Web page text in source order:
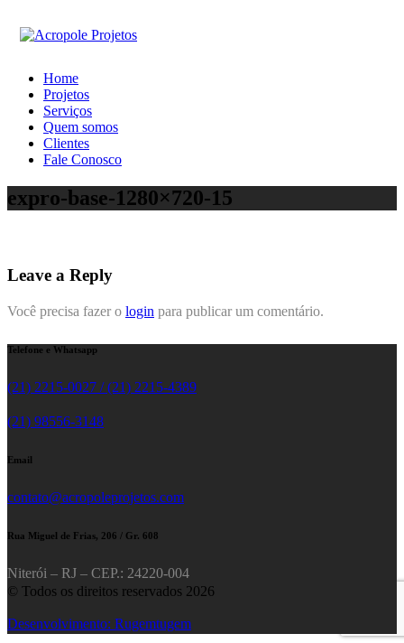
Home
Projetos
Serviços
Quem somos
Clientes
Fale Conosco
expro-base-1280×720-15
Leave a Reply
Você precisa fazer o login para publicar um comentário.
Telefone e Whatsapp
(21) 2215-0027 / (21) 2215-4389
(21) 98556-3148
Email
contato@acropoleprojetos.com
Rua Miguel de Frias, 206 / Gr. 608
Niterói – RJ – CEP.: 24220-004
© Todos os direitos reservados 2026
Desenvolvimento: Rugemtugem